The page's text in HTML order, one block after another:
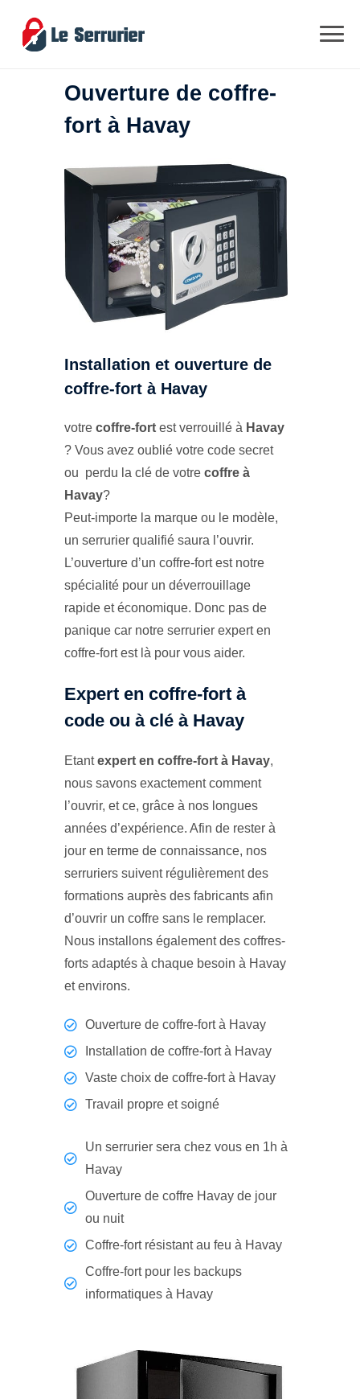
Ouverture de coffre-
fort à Havay
Installation et ouverture de
coffre-fort à Havay
votre coffre-fort est verrouillé à Havay
? Vous avez oublié votre code secret
ou perdu la clé de votre coffre à
Havay?
Peut-importe la marque ou le modèle,
un serrurier qualifié saura l’ouvrir.
L’ouverture d’un coffre-fort est notre
spécialité pour un déverrouillage
rapide et économique. Donc pas de
panique car notre serrurier expert en
coffre-fort est là pour vous aider.
Expert en coffre-fort à
code ou à clé à Havay
Etantexpert en coffre-fort à Havay,
nous savons exactement comment
l’ouvrir, et ce, grâce à nos longues
années d’expérience. Afin de rester à
jour en terme de connaissance, nos
serruriers suivent régulièrement des
formations auprès des fabricants afin
d’ouvrir un coffre sans le remplacer.
Nous installons également des coffres-
forts adaptés à chaque besoin à Havay
et environs.
Ouverture de coffre-fort à Havay
Installation de coffre-fort à Havay
Vaste choix de coffre-fort à Havay
Travail propre et soigné
Un serrurier sera chez vous en 1h à
Havay
Ouverture de coffre Havay de jour
ou nuit
Coffre-fort résistant au feu à Havay
Coffre-fort pour les backups
informatiques à Havay